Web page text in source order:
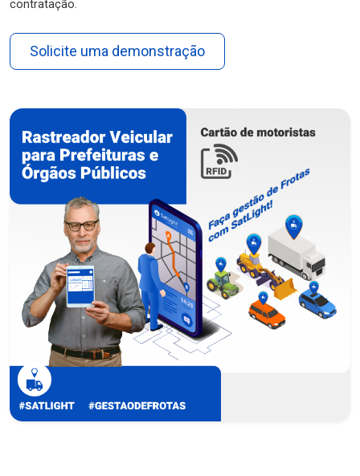
contratação.
Solicite uma demonstração